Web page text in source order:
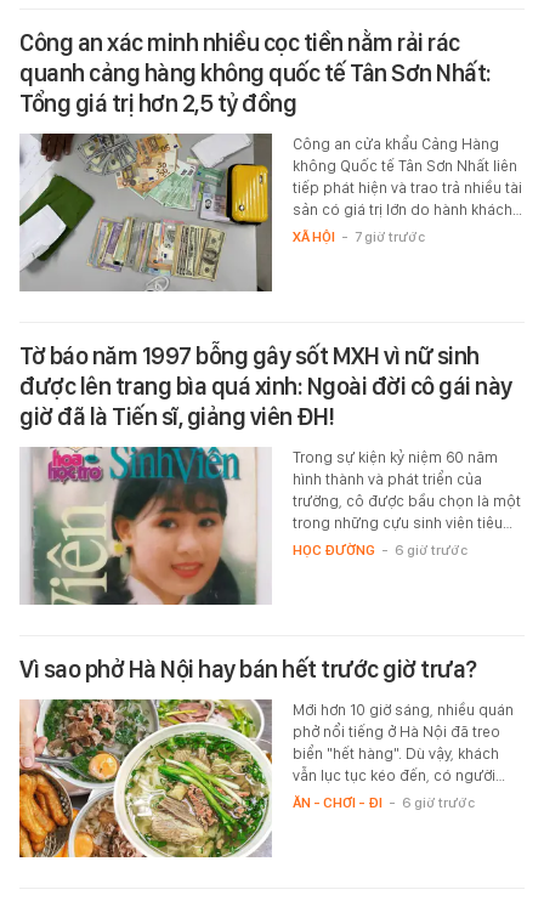
Công an xác minh nhiều cọc tiền nằm rải rác
quanh cảng hàng không quốc tế Tân Sơn Nhất:
Tổng giá trị hơn 2,5 tỷ đồng
Công an cửa khẩu Cảng Hàng
không Quốc tế Tân Sơn Nhất liên
tiếp phát hiện và trao trả nhiều tài
sản có giá trị lớn do hành khách…
XÃ HỘI - 7 giờ trước
Tờ báo năm 1997 bỗng gây sốt MXH vì nữ sinh
được lên trang bìa quá xinh: Ngoài đời cô gái này
giờ đã là Tiến sĩ, giảng viên ĐH!
Trong sự kiện kỷ niệm 60 năm
hình thành và phát triển của
trường, cô được bầu chọn là một
trong những cựu sinh viên tiêu…
HỌC ĐƯỜNG - 6 giờ trước
Vì sao phở Hà Nội hay bán hết trước giờ trưa?
Mới hơn 10 giờ sáng, nhiều quán
phở nổi tiếng ở Hà Nội đã treo
biển "hết hàng". Dù vậy, khách
vẫn lục tục kéo đến, có người…
ĂN - CHƠI - ĐI - 6 giờ trước